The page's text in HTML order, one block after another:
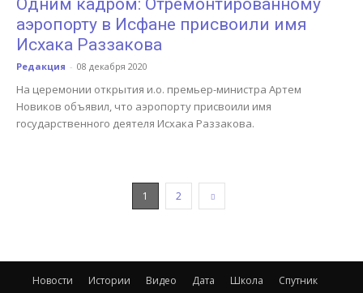
аэропорту в Исфане присвоили имя
Исхака Раззакова
Редакция - 08 декабря 2020
На церемонии открытия и.о. премьер-министра Артем
Новиков объявил, что аэропорту присвоили имя
государственного деятеля Исхака Раззакова.
1 2
Новости Истории Видео Дата Школа
Спутник